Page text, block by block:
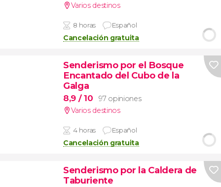
Varios destinos
8 horas Español
Cancelación gratuita
Senderismo por el Bosque
Encantado del Cubo de la
Galga
8,9 / 10
97 opiniones
Varios destinos
4 horas Español
Cancelación gratuita
Senderismo por la Caldera de
Taburiente